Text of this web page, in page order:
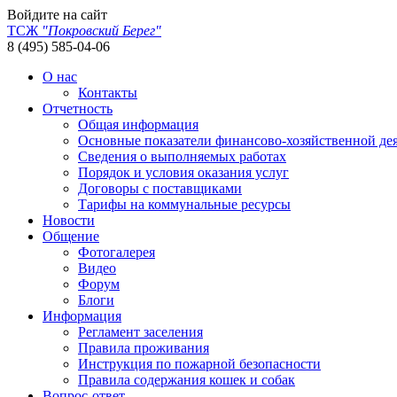
Войдите на сайт
ТСЖ "Покровский Берег"
8 (495) 585-04-06
О нас
Контакты
Отчетность
Общая информация
Основные показатели финансово-хозяйственной
Сведения о выполняемых работах
Порядок и условия оказания услуг
Договоры с поставщиками
Тарифы на коммунальные ресурсы
Новости
Общение
Фотогалерея
Видео
Форум
Блоги
Информация
Регламент заселения
Правила проживания
Инструкция по пожарной безопасности
Правила содержания кошек и собак